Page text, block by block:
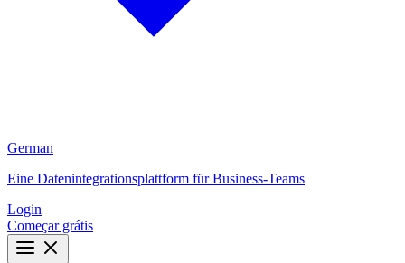
German
Eine Datenintegrationsplattform für Business-Teams
Login
Começar grátis